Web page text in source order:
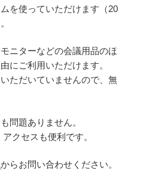
を使っていただけます（20
ニターなどの会議用品のほ
にご利用いただけます。
ただいていませんので、無
問題ありません。
クセスも便利です。
からお問い合わせください。